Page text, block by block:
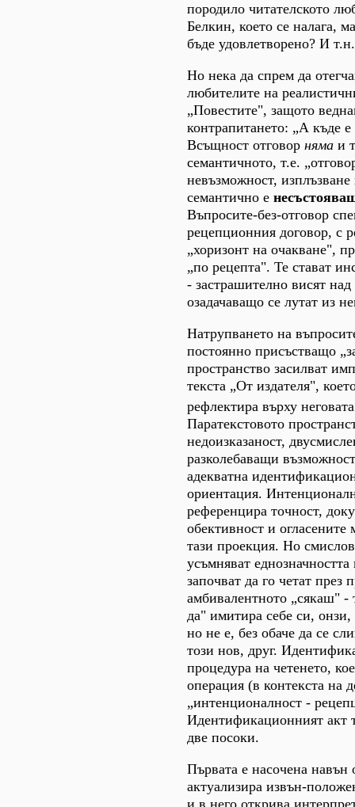
породило читателското
Белкин, което се налага,
бъде удовлетворено? И
Но нека да спрем да
любителите на
„Повестите", защото
контрапитането: „А къде е
Всъщност отговор няма и
семантичното, т.е.
невъзможност,
семантично е
Въпросите-без-отговор
рецепционния договор, с
„хоризонт на очакване",
„по рецепта". Те стават
- застрашително висят над
озадачаващо се лутат из
Натрупването на
постоянно присъстващо
пространство засилват
текста „От издателя",
рефлектира върху
Паратекстовото
недоизказаност,
разколебаващи
адекватна
ориентация.
референцира точност,
обективност и
тази проекция. Но
усъмняват
започват да го четат през
амбивалентното „сякаш" -
да" имитира себе си, онзи,
но не е, без обаче да се
този нов, друг.
процедура на четенето,
операция (в контекста на
„интенционалност -
Идентификационният акт
две посоки.
Първата е насочена навън
актуализира извън-
и в него открива